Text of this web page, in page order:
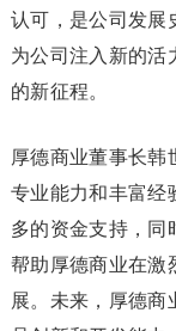
认可，是公司发展
为公司注入新的活
的新征程。
厚德商业董事长
专业能力和丰富经
多的资金支持，同
帮助厚德商业在激
展。未来，厚德